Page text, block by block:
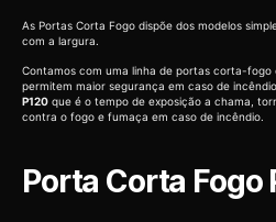
As Portas Corta Fogo dispõe dos modelos
com a largura.
Contamos com uma linha de portas corta-fogo
permitem maior segurança em caso de
P120 que é o tempo de exposição a chama,
contra o fogo e fumaça em caso de incêndio.
Porta Corta Fogo